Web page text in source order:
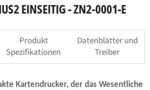
EINSEITIG - ZN2-0001-E
Produkt
Spezifikationen
Datenblätter und
Treiber
Kartendrucker, der das Wesentliche